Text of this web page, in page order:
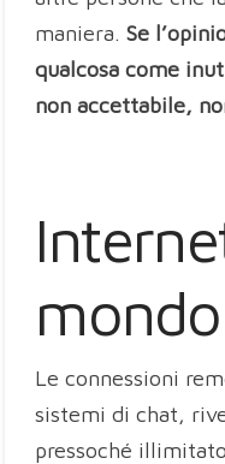
maniera.Se
qualcosa come
non accettabile,
Le connessioni
sistemi di chat,
pressoché